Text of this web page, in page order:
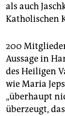
als auch
Katholischen
200
Aussage in
des Heiligen
wie Maria
„überhaupt
überzeugt,